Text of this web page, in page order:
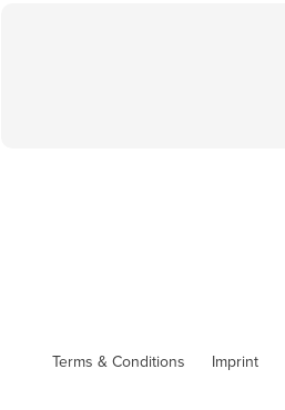
Terms & Conditions Imprint